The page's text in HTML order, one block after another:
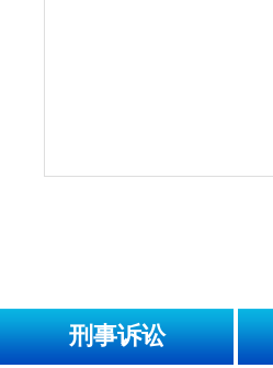
刑事诉讼